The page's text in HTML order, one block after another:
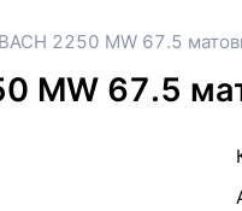
2250 MW 67.5
MW 67.5